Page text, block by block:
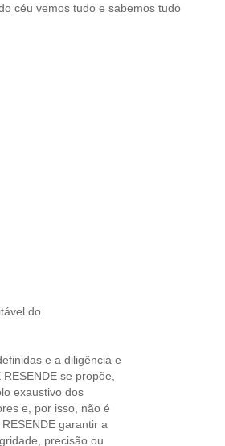
céu vemos tudo e sabemos tudo
do
e a diligência e
se propõe,
exaustivo dos
e, por isso, não é
garantir a
precisão ou